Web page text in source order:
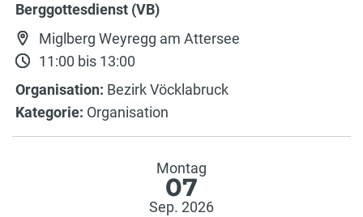
Berggottesdienst (VB)
Miglberg Weyregg am Attersee
11:00 bis 13:00
Organisation: Bezirk Vöcklabruck
Kategorie: Organisation
Montag
07
Sep. 2026